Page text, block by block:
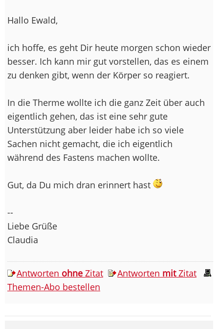
Hallo Ewald,
ich hoffe, es geht Dir heute morgen schon wieder
besser. Ich kann mir gut vorstellen, das es einem
zu denken gibt, wenn der Körper so reagiert.
In die Therme wollte ich die ganz Zeit über auch
eigentlich gehen, das ist eine sehr gute
Unterstützung aber leider habe ich so viele
Sachen nicht gemacht, die ich eigentlich
während des Fastens machen wollte.
Gut, da Du mich dran erinnert hast
--
Liebe Grüße
Claudia
Antworten ohne Zitat Antworten mitZitat
Themen-Abo bestellen